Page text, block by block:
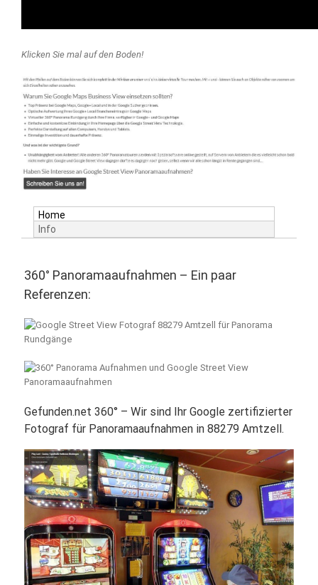
Klicken Sie mal auf den Boden!
Home
Info
360° Panoramaaufnahmen – Ein paar
Referenzen:
Gefunden.net 360° – Wir sind Ihr Google zertifizierter
Fotograf für Panoramaaufnahmen in 88279 Amtzell.